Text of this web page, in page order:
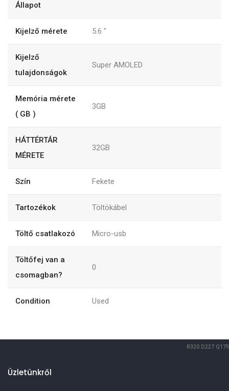
Állapot
Kijelző mérete 5.6 "
Kijelző
tulajdonságok
Super AMOLED
Memória mérete
( GB )
3GB
HÁTTÉRTÁR
MÉRETE
32GB
Szín Fekete
Tartozékok Töltökábel
Töltő csatlakozó Micro-usb
Töltőfej van a
csomagban?
0
Condition Used
R320 D227 Q179
Üzletünkről